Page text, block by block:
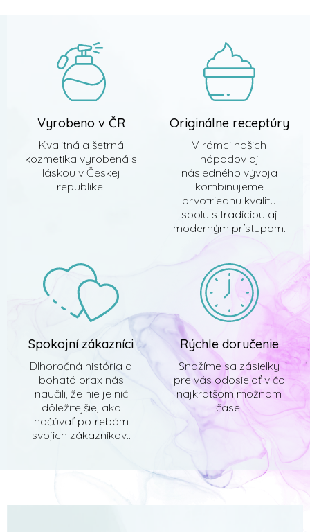
Vyrobeno v ČR
Kvalitná a šetrná
kozmetika vyrobená s
láskou v Českej
republike.
Originálne receptúry
V rámci našich
nápadov aj
následného vývoja
kombinujeme
prvotriednu kvalitu
spolu s tradíciou aj
moderným prístupom.
Spokojní zákazníci
Dlhoročná história a
bohatá prax nás
naučili, že nie je nič
dôležitejšie, ako
načúvať potrebám
svojich zákazníkov..
Rýchle doručenie
Snažíme sa zásielky
pre vás odosielať v čo
najkratšom možnom
čase.